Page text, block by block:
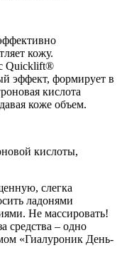
кожу.
Quicklift®
эффект, формирует в
кислота
коже объем.
кислоты,
слегка
ладонями
Не массировать!
средства – одно
«Гиалуроник День-